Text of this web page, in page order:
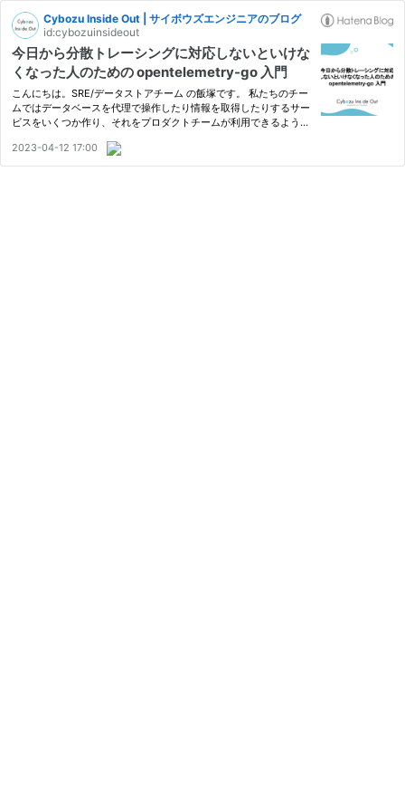
Cybozu Inside Out | サイボウズエンジニアのブログ
id:cybozuinsideout
今日から分散トレーシングに対応しないといけな
くなった人のための opentelemetry-go 入門
こんにちは。SRE/データストアチーム の飯塚です。 私たちのチー
ムではデータベースを代理で操作したり情報を取得したりするサー
ビスをいくつか作り、それをプロダクトチームが利用できるように
シングを活用していくことになったので、あなたのチームのサー…
2023-04-12 17:00